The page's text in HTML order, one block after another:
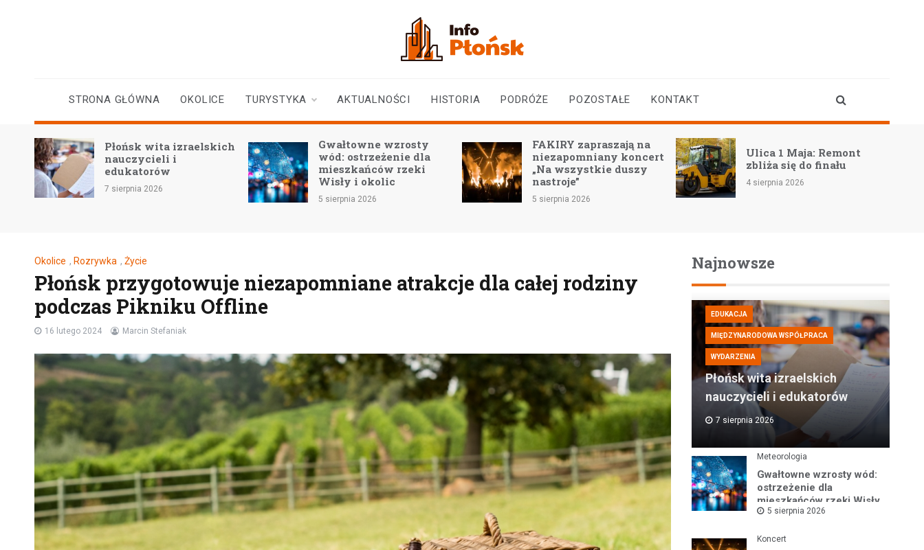
STRONA GŁÓWNA OKOLICE TURYSTYKA AKTUALNOŚCI HISTORIA PODRÓŻE POZOSTAŁE KONTAKT
Płońsk wita izraelskich
nauczycieli i
edukatorów
7 sierpnia 2026
Gwałtowne wzrosty
wód: ostrzeżenie dla
mieszkańców rzeki
Wisły i okolic
5 sierpnia 2026
FAKIRY zapraszają na
niezapomniany koncert
„Na wszystkie duszy
nastroje”
5 sierpnia 2026
Ulica 1 Maja: Remont
zbliża się do finału
4 sierpnia 2026
Okolice , Rozrywka , Życie
Płońsk przygotowuje niezapomniane atrakcje dla całej rodziny
podczas Pikniku Offline
16 lutego 2024 Marcin Stefaniak
Najnowsze
EDUKACJA
MIĘDZYNARODOWA WSPÓŁPRACA
WYDARZENIA
Płońsk wita izraelskich
nauczycieli i edukatorów
7 sierpnia 2026
Meteorologia
Gwałtowne wzrosty wód:
ostrzeżenie dla
mieszkańców rzeki Wisły
i okolic
5 sierpnia 2026
Koncert